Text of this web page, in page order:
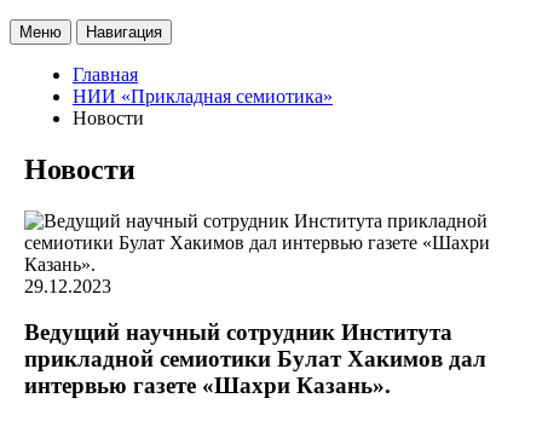
Меню Навигация
Главная
НИИ «Прикладная семиотика»
Новости
Новости
29.12.2023
Ведущий научный сотрудник Института
прикладной семиотики Булат Хакимов дал
интервью газете «Шахри Казань».